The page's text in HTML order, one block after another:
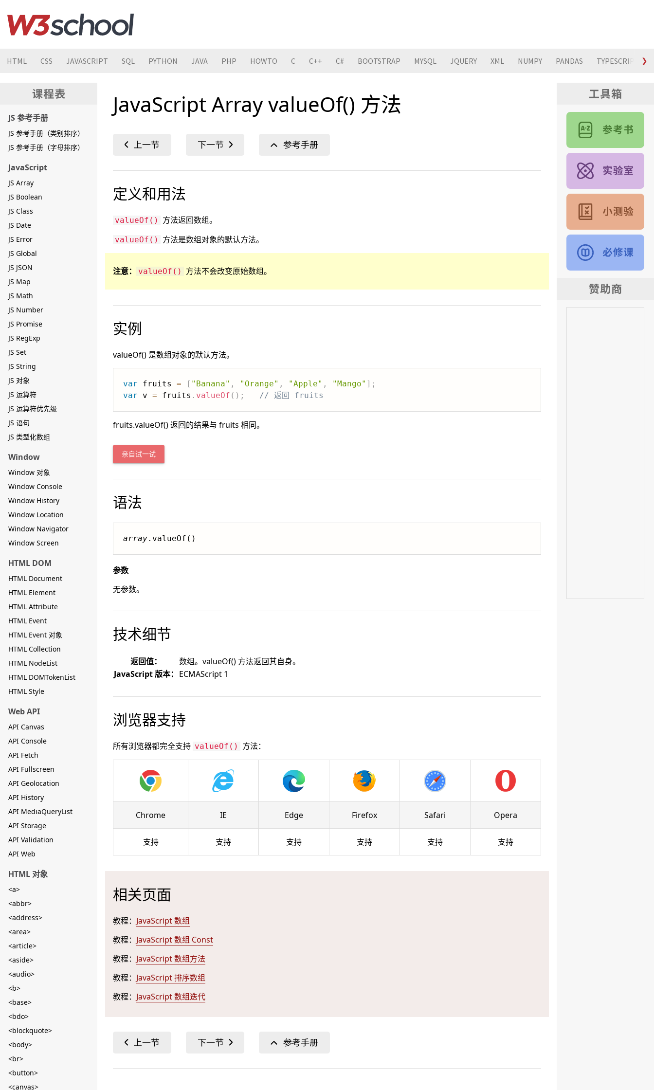
HTML CSS JAVASCRIPT SQL PYTHON JAVA PHP HOWTO C C++ C# BOOTSTRAP MYSQL JQUERY XML NUMPY PANDAS TYPESCRIPT ❯
JS 参考手册
JS 参考手册（类别排序）
JS 参考手册（字母排序）
JavaScript
JS Array
JS Boolean
JS Class
JS Date
JS Error
JS Global
JS JSON
JS Map
JS Math
JS Number
JS Promise
JS RegExp
JS Set
JS String
JS 对象
JS 运算符
JS 运算符优先级
JS 语句
JS 类型化数组
Window
Window 对象
Window Console
Window History
Window Location
Window Navigator
Window Screen
HTML DOM
HTML Document
HTML Element
HTML Attribute
HTML Event
HTML Event 对象
HTML Collection
HTML NodeList
HTML DOMTokenList
HTML Style
Web API
API Canvas
API Console
API Fetch
API Fullscreen
API Geolocation
API History
API MediaQueryList
API Storage
API Validation
API Web
HTML 对象
<a>
<abbr>
<address>
<area>
<article>
<aside>
<audio>
<b>
<base>
<bdo>
<blockquote>
<body>
<br>
<button>
<canvas>
JavaScript Array valueOf() 方法
定义和用法
valueOf() 方法返回数组。
valueOf() 方法是数组对象的默认方法。
注意： valueOf() 方法不会改变原始数组。
实例
valueOf() 是数组对象的默认方法。
var fruits = [ "Banana" , "Orange" , "Apple" , "Mango" ] ;
var v = fruits . valueOf ( ) ; // 返回 fruits
fruits.valueOf() 返回的结果与 fruits 相同。
亲自试一试
语法
array.valueOf()
参数
无参数。
技术细节
返回值：
数组。valueOf() 方法返回其自身。
JavaScript 版本： ECMAScript 1
浏览器支持
所有浏览器都完全支持 valueOf() 方法：
Chrome IE Edge Firefox Safari Opera
支持 支持 支持 支持 支持 支持
相关页面
教程： JavaScript 数组
教程： JavaScript 数组 Const
教程： JavaScript 数组方法
教程： JavaScript 排序数组
教程： JavaScript 数组迭代